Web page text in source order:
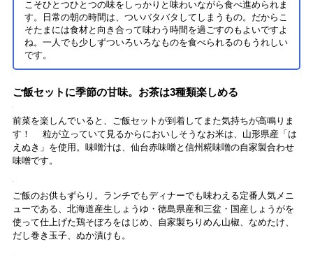
こそひとつひとつの味をしっかりと味わいながら食べ進められま
す。日常の朝の時間は、ついバタバタしてしまうもの。だからこ
そたまには食材と向き合って味わう時間を過ごすのもよいですよ
ね。一人でも少しずついろいろなものを食べられるのもうれしい
です。
ご飯セットに季節の甘味。お茶は3種類楽しめる
前菜を楽しんでいると、ご飯セットが到着してまた気持ちが高鳴りま
す！ 粒が立っていて見るからにおいしそうなお米は、山形県産「は
えぬき」を使用。味噌汁は、仙台赤味噌と信州糀味噌の自家製合わせ
味噌です。
ご飯のお供もずらり。ランチでもディナーでも味わえる定番人気メニ
ューである、北海道産生しょうゆ・徳島県産和三盆・国産しょうがを
使って仕上げた鶏そぼろをはじめ、自家製ちりめん山椒、なめたけ、
だし巻き玉子、ぬか漬けも。